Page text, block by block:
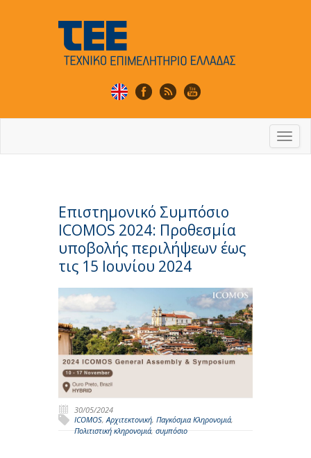
Επιστημονικό Συμπόσιο
ICOMOS 2024: Προθεσμία
υποβολής περιλήψεων έως
τις 15 Ιουνίου 2024
30/05/2024
ICOMOS, Αρχιτεκτονική, Παγκόσμια Κληρονομιά,
Πολιτιστική κληρονομιά, συμπόσιο